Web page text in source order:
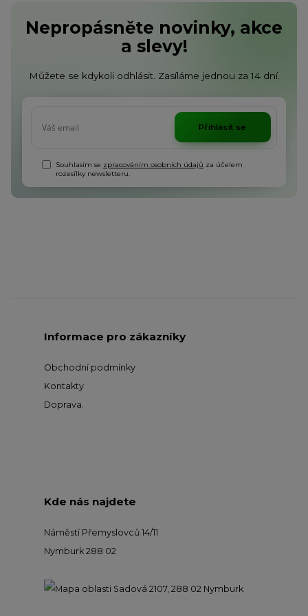
Nepropásněte novinky, akce
a slevy!
Můžete se kdykoli odhlásit. Zasíláme jednou za 14 dní.
Přihlásit se
Souhlasím se zpracováním osobních údajů za účelem
rozesílky newsletteru.
Informace pro zákazníky
Obchodní podmínky
Kontakty
Doprava.
Kde nás najdete
Náměstí Přemyslovců 14/11
Nymburk 288 02